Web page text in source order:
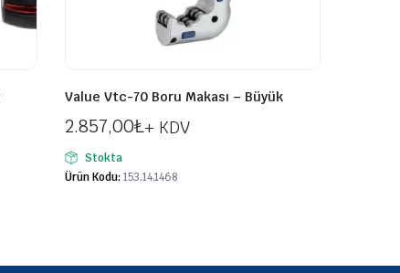
Value Vtc-70 Boru Makası – Büyük
2.857,00₺+ KDV
Stokta
Ürün Kodu: 153.14.1468